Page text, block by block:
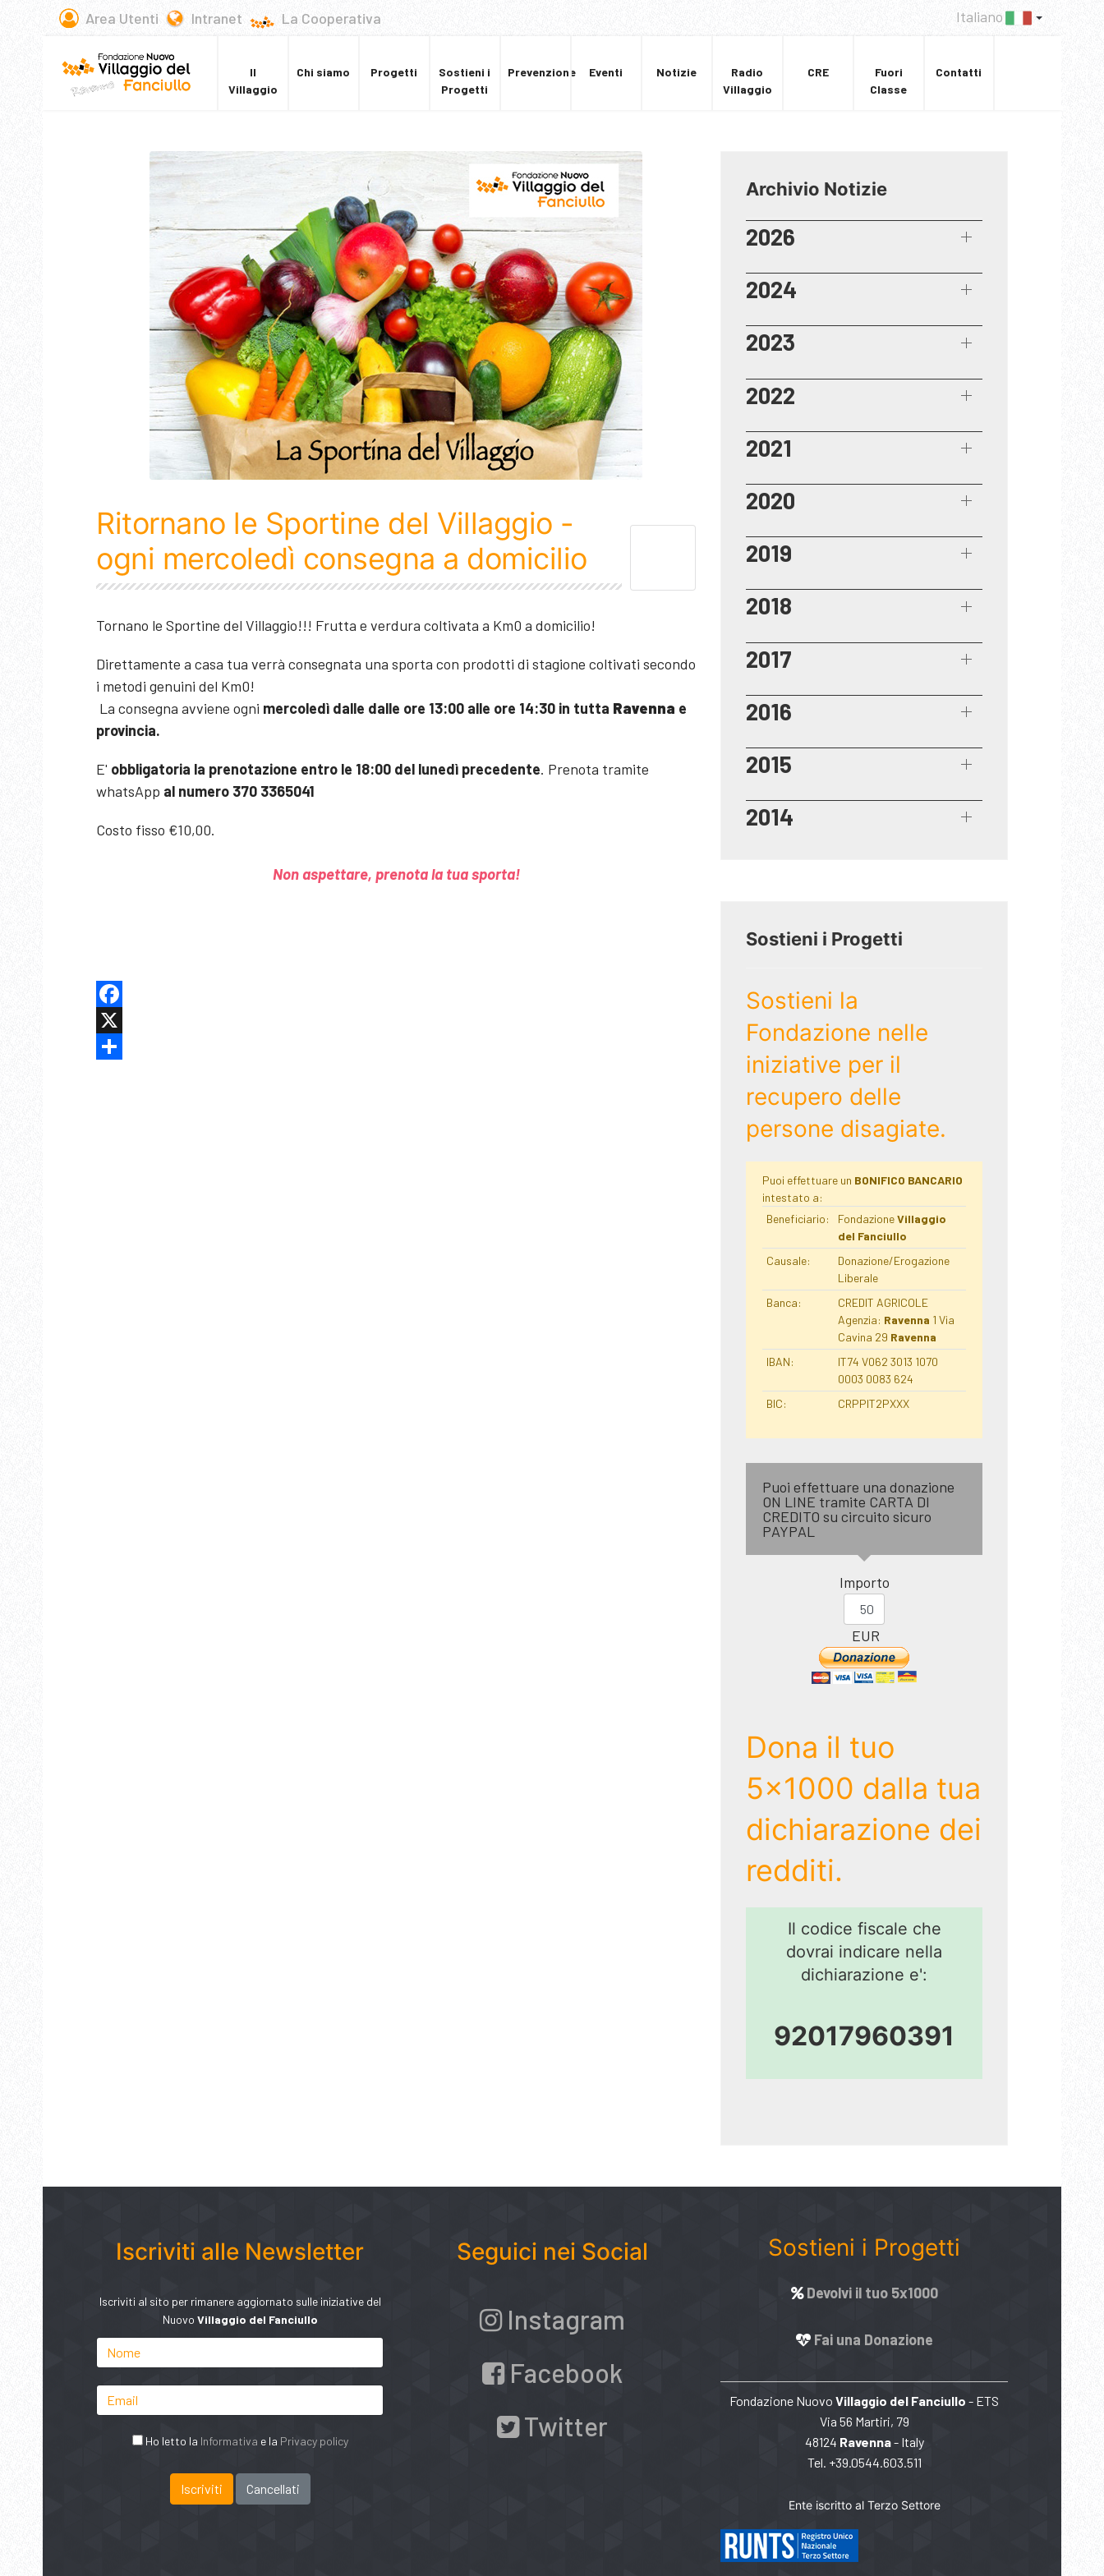
Area Utenti Intranet La Cooperativa Italiano
Il
Villaggio
Chi siamo Progetti
Sostieni i
Progetti
Prevenzione Eventi Notizie
Radio
Villaggio
CRE
Fuori
Classe
Contatti
Ritornano le Sportine del Villaggio -
ogni mercoledì consegna a domicilio
Tornano le Sportine del Villaggio!!! Frutta e verdura coltivata a Km0 a domicilio!
Direttamente a casa tua verrà consegnata una sporta con prodotti di stagione coltivati secondo
i metodi genuini del Km0!
La consegna avviene ogni mercoledì dalle dalle ore 13:00 alle ore 14:30 in tutta Ravenna e
provincia.
E' obbligatoria la prenotazione entro le 18:00 del lunedì precedente. Prenota tramite
whatsApp al numero 370 3365041
Costo fisso €10,00.
Non aspettare, prenota la tua sporta!
Facebook
X
Archivio Notizie
2026
2024
2023
2022
2021
2020
2019
2018
2017
2016
2015
2014
Sostieni i Progetti
Sostieni la
Fondazione nelle
iniziative per il
recupero delle
persone disagiate.
Puoi effettuare un BONIFICO BANCARIO
intestato a:
Beneficiario:
FondazioneVillaggio
del Fanciullo
Causale:
Donazione/Erogazione
Liberale
Banca:
CREDIT AGRICOLE
Agenzia: Ravenna 1 Via
Cavina 29 Ravenna
IBAN:
IT74 V062 3013 1070
0003 0083 624
BIC:
CRPPIT2PXXX
Puoi effettuare una donazione
ON LINE tramite CARTA DI
CREDITO su circuito sicuro
PAYPAL
Importo
EUR
Dona il tuo
5x1000 dalla tua
dichiarazione dei
redditi.
Il codice fiscale che
dovrai indicare nella
dichiarazione e':
92017960391
Iscriviti alle Newsletter
Iscriviti al sito per rimanere aggiornato sulle iniziative del
Nuovo Villaggio del Fanciullo
Ho letto la Informativa e la Privacy policy
Seguici nei Social
Instagram
Facebook
Twitter
Sostieni i Progetti
Devolvi il tuo 5x1000
Fai una Donazione
Fondazione Nuovo Villaggio del Fanciullo - ETS
Via 56 Martiri, 79
48124 Ravenna- Italy
Tel. +39.0544.603.511
Ente iscritto al Terzo Settore